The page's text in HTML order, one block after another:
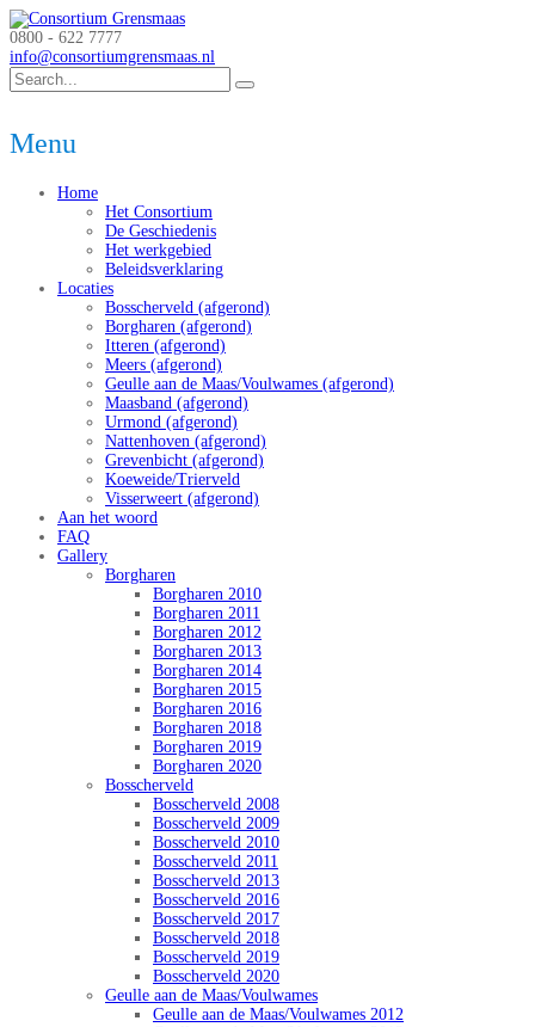
0800 - 622 7777
info@consortiumgrensmaas.nl
Menu
Home
Het Consortium
De Geschiedenis
Het werkgebied
Beleidsverklaring
Locaties
Bosscherveld (afgerond)
Borgharen (afgerond)
Itteren (afgerond)
Meers (afgerond)
Geulle aan de Maas/Voulwames (afgerond)
Maasband (afgerond)
Urmond (afgerond)
Nattenhoven (afgerond)
Grevenbicht (afgerond)
Koeweide/Trierveld
Visserweert (afgerond)
Aan het woord
FAQ
Gallery
Borgharen
Borgharen 2010
Borgharen 2011
Borgharen 2012
Borgharen 2013
Borgharen 2014
Borgharen 2015
Borgharen 2016
Borgharen 2018
Borgharen 2019
Borgharen 2020
Bosscherveld
Bosscherveld 2008
Bosscherveld 2009
Bosscherveld 2010
Bosscherveld 2011
Bosscherveld 2013
Bosscherveld 2016
Bosscherveld 2017
Bosscherveld 2018
Bosscherveld 2019
Bosscherveld 2020
Geulle aan de Maas/Voulwames
Geulle aan de Maas/Voulwames 2012